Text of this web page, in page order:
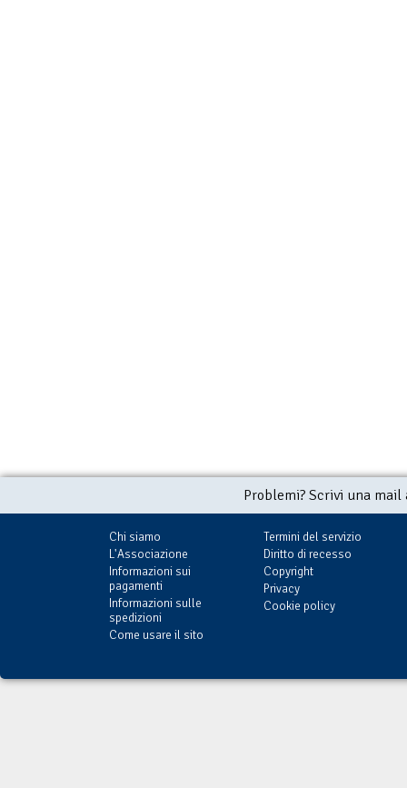
Problemi? Scrivi una
Chi siamo
L'Associazione
Informazioni sui
pagamenti
Informazioni sulle
spedizioni
Come usare il sito
Termini del servizio
Diritto di recesso
Copyright
Privacy
Cookie policy